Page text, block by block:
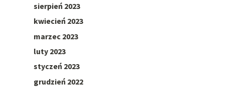
sierpień 2023
kwiecień 2023
marzec 2023
luty 2023
styczeń 2023
grudzień 2022